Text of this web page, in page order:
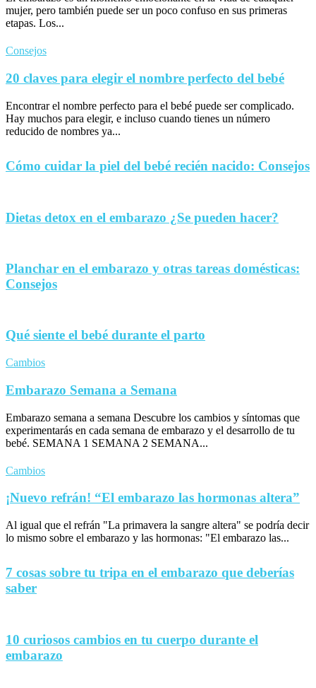
mujer, pero también puede ser un poco confuso en sus primeras
etapas. Los...
Consejos
20 claves para elegir el nombre perfecto del bebé
Encontrar el nombre perfecto para el bebé puede ser complicado.
Hay muchos para elegir, e incluso cuando tienes un número
reducido de nombres ya...
Cómo cuidar la piel del bebé recién nacido: Consejos
Dietas detox en el embarazo ¿Se pueden hacer?
Planchar en el embarazo y otras tareas domésticas:
Consejos
Qué siente el bebé durante el parto
Cambios
Embarazo Semana a Semana
Embarazo semana a semana Descubre los cambios y síntomas que
experimentarás en cada semana de embarazo y el desarrollo de tu
bebé. SEMANA 1 SEMANA 2 SEMANA...
Cambios
¡Nuevo refrán! “El embarazo las hormonas altera”
Al igual que el refrán "La primavera la sangre altera" se podría decir
lo mismo sobre el embarazo y las hormonas: "El embarazo las...
7 cosas sobre tu tripa en el embarazo que deberías
saber
10 curiosos cambios en tu cuerpo durante el
embarazo